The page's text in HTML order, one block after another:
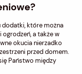
dodatki, które można
a także w
okucia nierzadko
przed domem.
Państwo między